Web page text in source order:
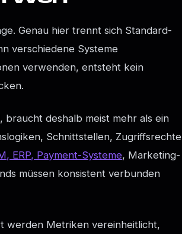
Genau hier trennt sich Standard-
verschiedene Systeme
verwenden, entsteht kein
deshalb meist mehr als ein
Schnittstellen, Zugriffsrechte
ERP, Payment-Systeme, Marketing-
müssen konsistent verbunden
werden Metriken vereinheitlicht,